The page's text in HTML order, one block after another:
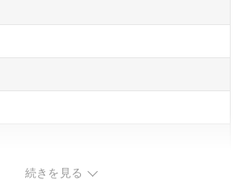
続きを見る